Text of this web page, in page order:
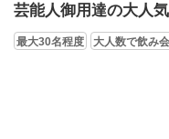
芸能人御用達の大人
最大30名程度 大人数で飲み会